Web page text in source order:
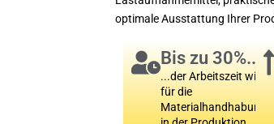
optimale Ausstattung Ihrer
Bis zu 30%...
...der Arbeitszeit wird
für die
Materialhandhabung